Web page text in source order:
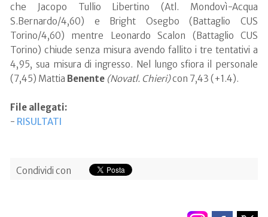
che Jacopo Tullio Libertino (Atl. Mondovì-Acqua
S.Bernardo/4,60) e Bright Osegbo (Battaglio CUS
Torino/4,60) mentre Leonardo Scalon (Battaglio CUS
Torino) chiude senza misura avendo fallito i tre tentativi a
4,95, sua misura di ingresso. Nel lungo sfiora il personale
(7,45) Mattia Benente (Novatl. Chieri)con 7,43 (+1.4).
File allegati:
- RISULTATI
Condividi con